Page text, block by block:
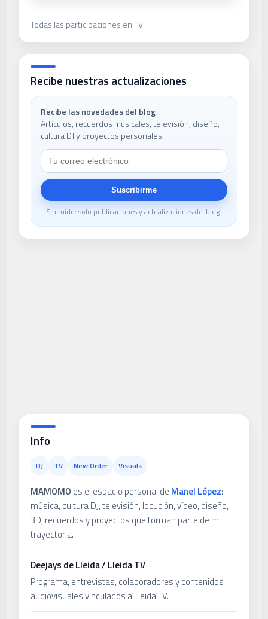
Todas las participaciones en TV
Recibe nuestras actualizaciones
Recibe las novedades del blog
Artículos, recuerdos musicales, televisión, diseño,
cultura DJ y proyectos personales.
Suscribirme
Sin ruido: solo publicaciones y actualizaciones del blog.
Info
DJ TV New Order Visuals
MAMOMO es el espacio personal de Manel López:
música, cultura DJ, televisión, locución, vídeo, diseño,
3D, recuerdos y proyectos que forman parte de mi
trayectoria.
Deejays de Lleida / Lleida TV
Programa, entrevistas, colaboradores y contenidos
audiovisuales vinculados a Lleida TV.